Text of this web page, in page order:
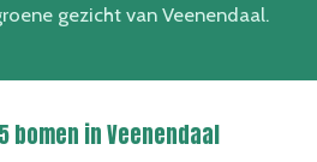
gezicht van Veenendaal.
bomen in Veenendaal